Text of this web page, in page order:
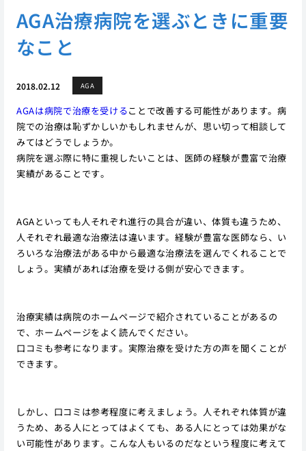
AGA治療病院を選ぶときに重要
なこと
2018.02.12 AGA
AGAは病院で治療を受けることで改善する可能性があります。病
院での治療は恥ずかしいかもしれませんが、思い切って相談して
みてはどうでしょうか。
病院を選ぶ際に特に重視したいことは、医師の経験が豊富で治療
実績があることです。
AGAといっても人それぞれ進行の具合が違い、体質も違うため、
人それぞれ最適な治療法は違います。経験が豊富な医師なら、い
ろいろな治療法がある中から最適な治療法を選んでくれることで
しょう。実績があれば治療を受ける側が安心できます。
治療実績は病院のホームページで紹介されていることがあるの
で、ホームページをよく読んでください。
口コミも参考になります。実際治療を受けた方の声を聞くことが
できます。
しかし、口コミは参考程度に考えましょう。人それぞれ体質が違
うため、ある人にとってはよくても、ある人にとっては効果がな
い可能性があります。こんな人もいるのだなという程度に考えて